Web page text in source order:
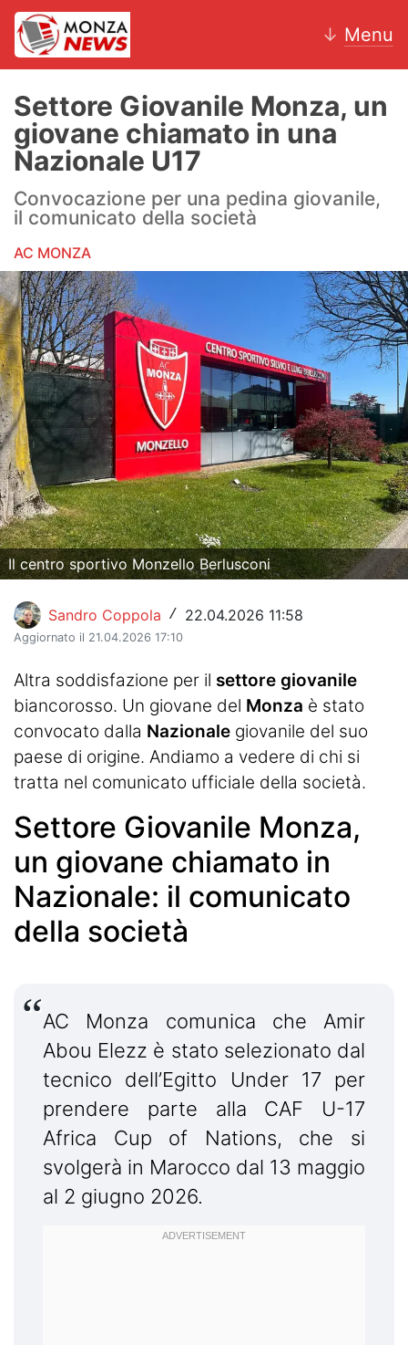
↓ Menu
News
AC Monza
Motori
Volley
Hockey
Altri sport
Hockey
Pallanuoto
Pallamano
Altre
Turismo
Eventi
Settore Giovanile Monza, un
giovane chiamato in una
Nazionale U17
Convocazione per una pedina giovanile,
il comunicato della società
AC MONZA
Il centro sportivo Monzello Berlusconi
Sandro Coppola / 22.04.2026 11:58
Aggiornato il 21.04.2026 17:10
Altra soddisfazione per il settore giovanile
biancorosso. Un giovane del Monza è stato
convocato dalla Nazionale giovanile del suo
paese di origine. Andiamo a vedere di chi si
tratta nel comunicato ufficiale della società.
Settore Giovanile Monza,
un giovane chiamato in
Nazionale: il comunicato
della società
AC Monza comunica che Amir
Abou Elezz è stato selezionato dal
tecnico dell’Egitto Under 17 per
prendere parte alla CAF U-17
Africa Cup of Nations, che si
svolgerà in Marocco dal 13 maggio
al 2 giugno 2026.